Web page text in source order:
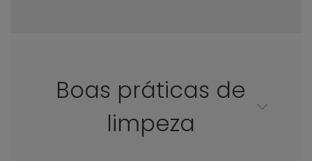
Boas práticas de
limpeza